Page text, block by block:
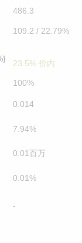
486.3
109.2 / 22.79%
23.5% 价内
100%
0.014
7.94%
0.01百万
0.01%
-